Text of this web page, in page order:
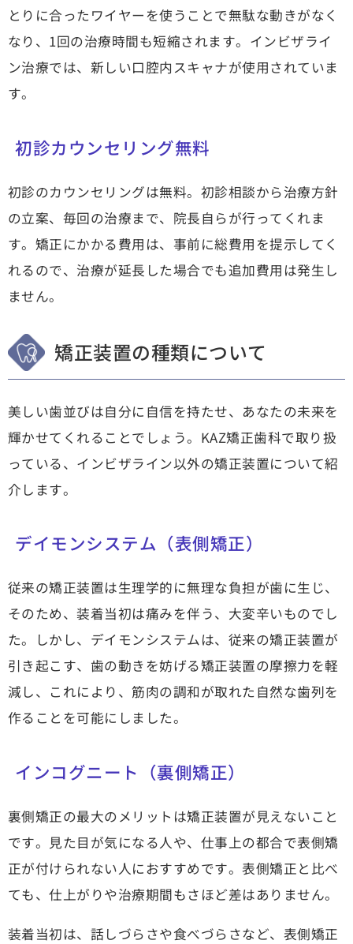
とりに合ったワイヤーを使うことで無駄な動きがなく
なり、1回の治療時間も短縮されます。インビザライ
ン治療では、 新しい口腔内スキャナが使用されていま
す。
初診カウンセリング無料
初診のカウンセリングは無料。初診相談から治療方針
の立案、毎回の治療まで、院長自らが行ってくれま
す。矯正にかかる費用は、事前に総費用を提示してく
れるので、治療が延長した場合でも追加費用は発生し
ません。
矯正装置の種類について
美しい歯並びは自分に自信を持たせ、あなたの未来を
輝かせてくれることでしょう。KAZ矯正歯科で取り扱
っている、インビザライン以外の矯正装置について紹
介します。
デイモンシステム（表側矯正）
従来の矯正装置は生理学的に無理な負担が歯に生じ、
そのため、装着当初は痛みを伴う、大変辛いものでし
た。しかし、デイモンシステムは、従来の矯正装置が
引き起こす、歯の動きを妨げる矯正装置の摩擦力を軽
減し、これにより、筋肉の調和が取れた自然な歯列を
作ることを可能にしました。
インコグニート（裏側矯正）
裏側矯正の最大のメリットは矯正装置が見えないこと
です。見た目が気になる人や、仕事上の都合で表側矯
正が付けられない人におすすめです。表側矯正と比べ
ても、仕上がりや治療期間もさほど差はありません。
装着当初は、話しづらさや食べづらさなど、表側矯正